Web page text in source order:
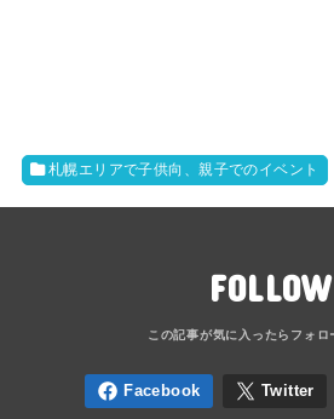
札幌エリアで子供向、親子でのイベント
FOLLOW